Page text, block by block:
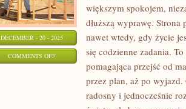
DECEMBER - 20 - 2025
COMMENTS OFFON
ZJEDNOCZONE
większym spokojem,
dłuższą wyprawę.
nawet wtedy, gdy życie
się codzienne zadania.
pomagająca przejść od
przez plan, aż po
radosny i jednocześnie